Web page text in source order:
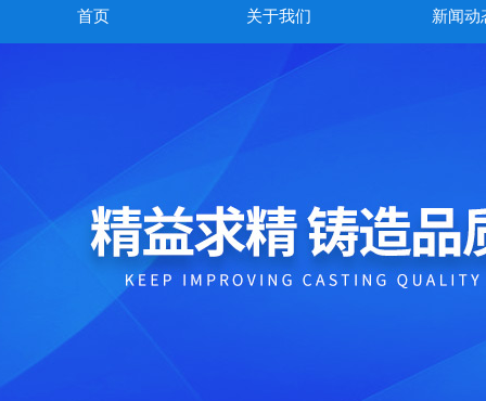
首页 关于我们 新闻动